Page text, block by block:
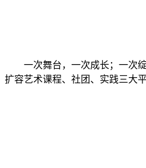
一次舞台，一次成长；一次
扩容艺术课程、社团、实践三大